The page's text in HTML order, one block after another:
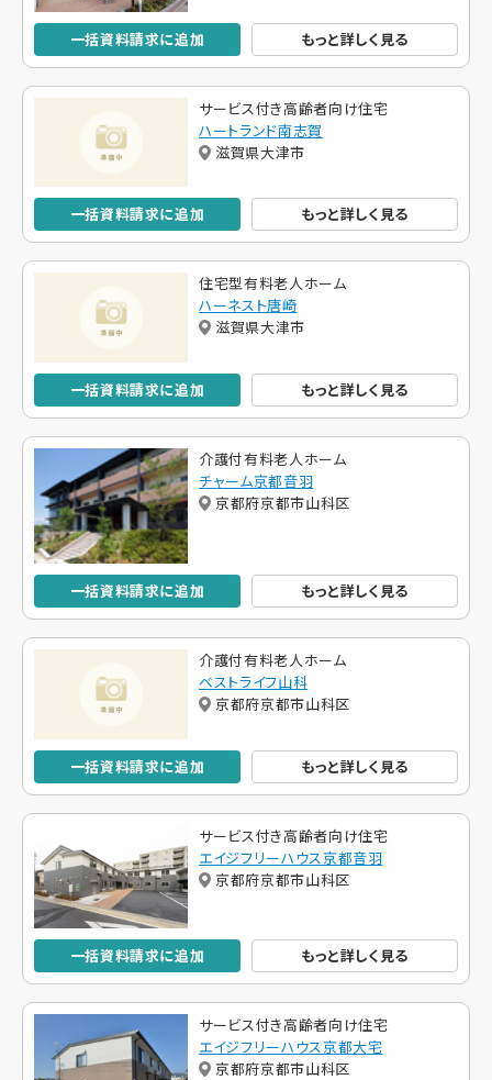
一括資料請求に追加 もっと詳しく見る
サービス付き高齢者向け住宅
ハートランド南志賀
滋賀県大津市
一括資料請求に追加 もっと詳しく見る
住宅型有料老人ホーム
ハーネスト唐崎
滋賀県大津市
一括資料請求に追加 もっと詳しく見る
介護付有料老人ホーム
チャーム京都音羽
京都府京都市山科区
一括資料請求に追加 もっと詳しく見る
介護付有料老人ホーム
ベストライフ山科
京都府京都市山科区
一括資料請求に追加 もっと詳しく見る
サービス付き高齢者向け住宅
エイジフリーハウス京都音羽
京都府京都市山科区
一括資料請求に追加 もっと詳しく見る
サービス付き高齢者向け住宅
エイジフリーハウス京都大宅
京都府京都市山科区